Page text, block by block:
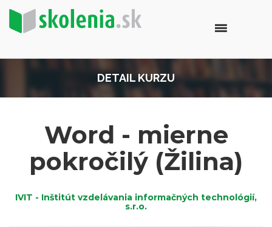
DETAIL KURZU
Word - mierne
pokročilý (Žilina)
IVIT - Inštitút vzdelávania informačných technológií,
s.r.o.